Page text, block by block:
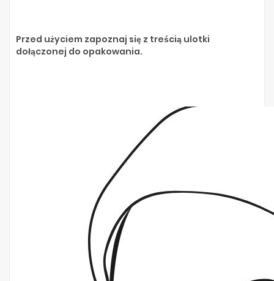
Przed użyciem zapoznaj się z treścią ulotki
dołączonej do opakowania.